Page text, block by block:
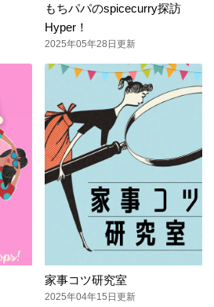
もちパパのspicecurry探訪
Hyper！
2025年05年28日更新
家事コツ研究室
2025年04年15日更新